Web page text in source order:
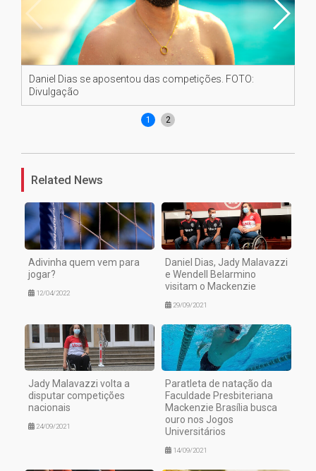
Daniel Dias se aposentou das competições. FOTO:
Divulgação
1 2
Related News
Adivinha quem vem para
jogar?
12/04/2022
Daniel Dias, Jady Malavazzi
e Wendell Belarmino
visitam o Mackenzie
29/09/2021
Jady Malavazzi volta a
disputar competições
nacionais
24/09/2021
Paratleta de natação da
Faculdade Presbiteriana
Mackenzie Brasília busca
ouro nos Jogos
Universitários
14/09/2021